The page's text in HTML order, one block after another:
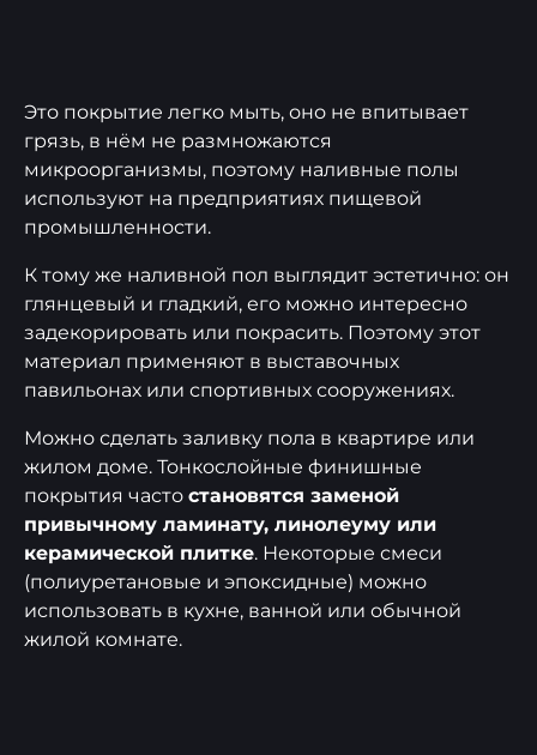
Это покрытие легко мыть, оно не впитывает
грязь, в нём не размножаются
микроорганизмы, поэтому наливные полы
используют на предприятиях пищевой
промышленности.
К тому же наливной пол выглядит эстетично: он
глянцевый и гладкий, его можно интересно
задекорировать или покрасить. Поэтому этот
материал применяют в выставочных
павильонах или спортивных сооружениях.
Можно сделать заливку пола в квартире или
жилом доме. Тонкослойные финишные
покрытия часто становятся заменой
привычному ламинату, линолеуму или
керамической плитке. Некоторые смеси
(полиуретановые и эпоксидные) можно
использовать в кухне, ванной или обычной
жилой комнате.